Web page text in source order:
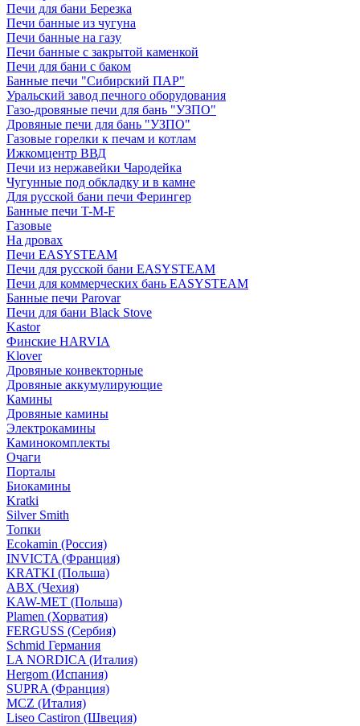
Печи для бани Березка
Печи банные из чугуна
Печи банные на газу
Печи банные с закрытой каменкой
Печи для бани с баком
Банные печи "Сибирский ПАР"
Уральский завод печного оборудования
Газо-дровяные печи для бань "УЗПО"
Дровяные печи для бань "УЗПО"
Газовые горелки к печам и котлам
Ижкомцентр ВВД
Печи из нержавейки Чародейка
Чугунные под обкладку и в камне
Для русской бани печи Ферингер
Банные печи T-M-F
Газовые
На дровах
Печи EASYSTEAM
Печи для русской бани EASYSTEAM
Печи для коммерческих бань EASYSTEAM
Банные печи Parovar
Печи для бани Black Stove
Kastor
Финские HARVIA
Klover
Дровяные конвекторные
Дровяные аккумулирующие
Камины
Дровяные камины
Электрокамины
Каминокомплекты
Очаги
Порталы
Биокамины
Kratki
Silver Smith
Топки
Ecokamin (Россия)
INVICTA (Франция)
KRATKI (Польша)
ABX (Чехия)
KAW-MET (Польша)
Plamen (Хорватия)
FERGUSS (Сербия)
Schmid Германия
LA NORDICA (Италия)
Hergom (Испания)
SUPRA (Франция)
MCZ (Италия)
Liseo Castiron (Швеция)